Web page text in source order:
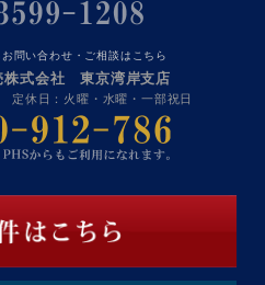
問い合わせ・ご相談はこちら
株式会社 東京湾岸支店
休日：火曜・水曜・一部祝日